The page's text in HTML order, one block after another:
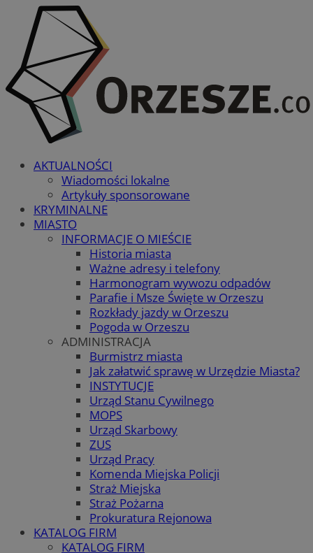
AKTUALNOŚCI
Wiadomości lokalne
Artykuły sponsorowane
KRYMINALNE
MIASTO
INFORMACJE O MIEŚCIE
Historia miasta
Ważne adresy i telefony
Harmonogram wywozu odpadów
Parafie i Msze Święte w Orzeszu
Rozkłady jazdy w Orzeszu
Pogoda w Orzeszu
ADMINISTRACJA
Burmistrz miasta
Jak załatwić sprawę w Urzędzie Miasta?
INSTYTUCJE
Urząd Stanu Cywilnego
MOPS
Urząd Skarbowy
ZUS
Urząd Pracy
Komenda Miejska Policji
Straż Miejska
Straż Pożarna
Prokuratura Rejonowa
KATALOG FIRM
KATALOG FIRM